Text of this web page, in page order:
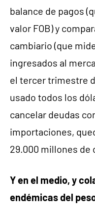
balance de pagos
valor FOB) y
cambiario (que
ingresados al
el tercer trimestre
usado todos los
cancelar deudas
importaciones,
29.000 millones de
Y en el medio, y
endémicas del